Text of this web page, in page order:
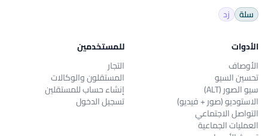
سلة
زد
الأدوات
الأوصاف
تحسين السيو
سيو الصور (ALT)
الاستوديو (صور + فيديو)
التواصل الاجتماعي
العمليات الجماعية
للمستخدمين
التجار
المستقلون والوكالات
إنشاء حساب للمستقلين
تسجيل الدخول